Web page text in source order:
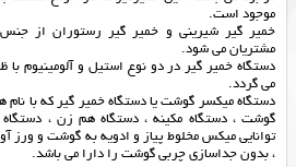
موجود است.
خمیر گیر شیرینی و خمیر گیر رستوران از
مشتریان می شود.
دستگاه خمیر گیر در دو نوع استیل و آلومینیوم
می گردد.
دستگاه میکسر گوشت یا دستگاه خمیر گیر که با
گوشت ، دستگاه مکینه ، دستگاه هم زن ،
، بدون جداسازی چربی گوشت را دارا می باشد.